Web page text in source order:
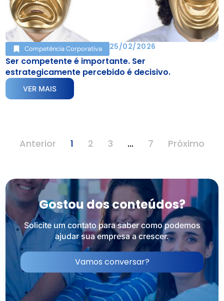
Competência Corporativa 25/02/2026
Ser competente é importante. Ser
estrategicamente percebido é decisivo.
VER MAIS
Anterior 1 2 3 … 7 Próximo
Gostou dos conteúdos?
Solicite um contato para saber como podemos
ajudar sua empresa a crescer.
Vamos conversar?